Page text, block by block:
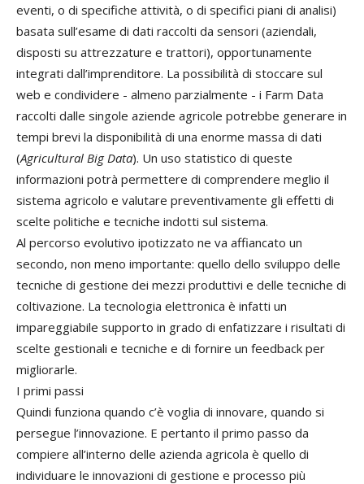
eventi, o di specifiche attività, o di specifici piani di analisi)
basata sull’esame di dati raccolti da sensori (aziendali,
disposti su attrezzature e trattori), opportunamente
integrati dall’imprenditore. La possibilità di stoccare sul
web e condividere - almeno parzialmente - i Farm Data
raccolti dalle singole aziende agricole potrebbe generare in
tempi brevi la disponibilità di una enorme massa di dati
(Agricultural Big Data). Un uso statistico di queste
informazioni potrà permettere di comprendere meglio il
sistema agricolo e valutare preventivamente gli effetti di
scelte politiche e tecniche indotti sul sistema.
Al percorso evolutivo ipotizzato ne va affiancato un
secondo, non meno importante: quello dello sviluppo delle
tecniche di gestione dei mezzi produttivi e delle tecniche di
coltivazione. La tecnologia elettronica è infatti un
impareggiabile supporto in grado di enfatizzare i risultati di
scelte gestionali e tecniche e di fornire un feedback per
migliorarle.
I primi passi
Quindi funziona quando c’è voglia di innovare, quando si
persegue l’innovazione. E pertanto il primo passo da
compiere all’interno delle azienda agricola è quello di
individuare le innovazioni di gestione e processo più